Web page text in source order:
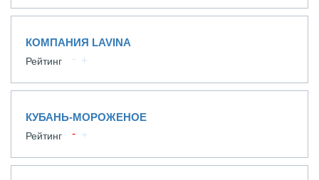
КОМПАНИЯ LAVINA
Рейтинг
КУБАНЬ-МОРОЖЕНОЕ
Рейтинг